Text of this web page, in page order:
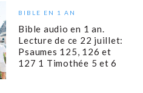
BIBLE EN 1 AN
Bible audio en 1 an.
Lecture de ce 22 juillet:
Psaumes 125, 126 et
127 1 Timothée 5 et 6